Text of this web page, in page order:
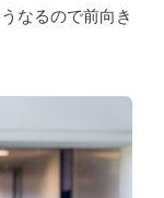
なるので前向き